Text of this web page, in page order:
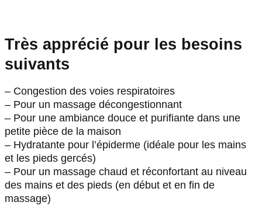
Très apprécié pour les besoins
suivants
– Congestion des voies respiratoires
– Pour un massage décongestionnant
– Pour une ambiance douce et purifiante dans une
petite pièce de la maison
– Hydratante pour l’épiderme (idéale pour les mains
et les pieds gercés)
– Pour un massage chaud et réconfortant au niveau
des mains et des pieds (en début et en fin de
massage)